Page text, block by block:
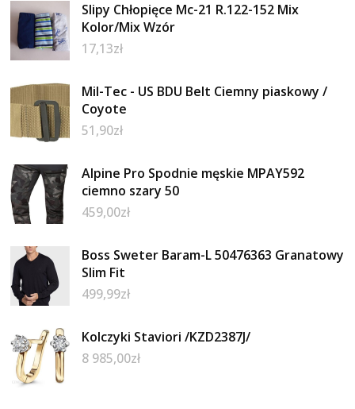
Slipy Chłopięce Mc-21 R.122-152 Mix
Kolor/Mix Wzór
17,13zł
Mil-Tec - US BDU Belt Ciemny piaskowy /
Coyote
51,90zł
Alpine Pro Spodnie męskie MPAY592
ciemno szary 50
459,00zł
Boss Sweter Baram-L 50476363 Granatowy
Slim Fit
499,99zł
Kolczyki Staviori /KZD2387J/
8 985,00zł